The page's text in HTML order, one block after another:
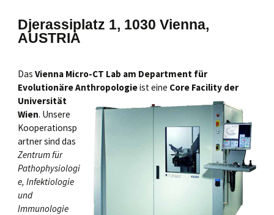
Djerassiplatz 1, 1030 Vienna,
AUSTRIA
Das Vienna Micro-CT Lab am Department für
Evolutionäre Anthropologieist eine Core Facility der
Universität
Wien. Unsere
Kooperationsp
artner sind das
Zentrum für
Pathophysiologi
e, Infektiologie
und
Immunologie